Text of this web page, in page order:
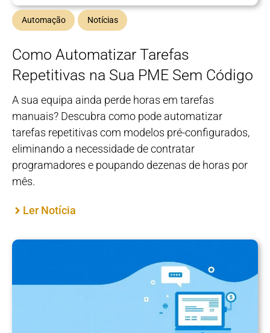
Automação Notícias
Como Automatizar Tarefas
Repetitivas na Sua PME Sem Código
A sua equipa ainda perde horas em tarefas
manuais? Descubra como pode automatizar
tarefas repetitivas com modelos pré-configurados,
eliminando a necessidade de contratar
programadores e poupando dezenas de horas por
mês.
Ler Notícia